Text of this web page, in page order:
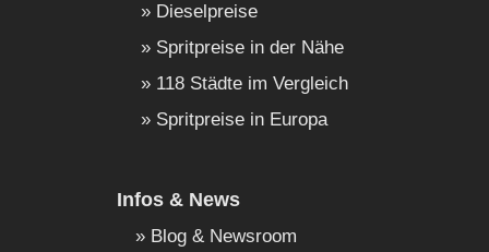
Dieselpreise
Spritpreise in der Nähe
118 Städte im Vergleich
Spritpreise in Europa
Infos & News
Blog & Newsroom